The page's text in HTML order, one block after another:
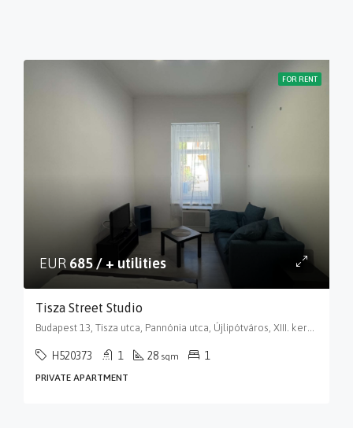
FOR RENT
EUR 685 / + utilities
Tisza Street Studio
Budapest 13, Tisza utca, Pannónia utca, Újlipótváros, XIII. kerület, Budapest, Közép-Magyarország, 1133, Magyarország
H520373 1 28 sqm 1
PRIVATE APARTMENT